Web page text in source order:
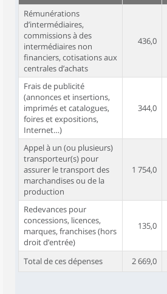
Rémunérations
d’intermédiaires,
commissions à des
intermédiaires non
financiers, cotisations aux
centrales d’achats
436,0
Frais de publicité
(annonces et insertions,
imprimés et catalogues,
foires et expositions,
Internet…)
344,0
Appel à un (ou plusieurs)
transporteur(s) pour
assurer le transport des
marchandises ou de la
production
1 754,0
Redevances pour
concessions, licences,
marques, franchises (hors
droit d’entrée)
135,0
Total de ces dépenses 2 669,0